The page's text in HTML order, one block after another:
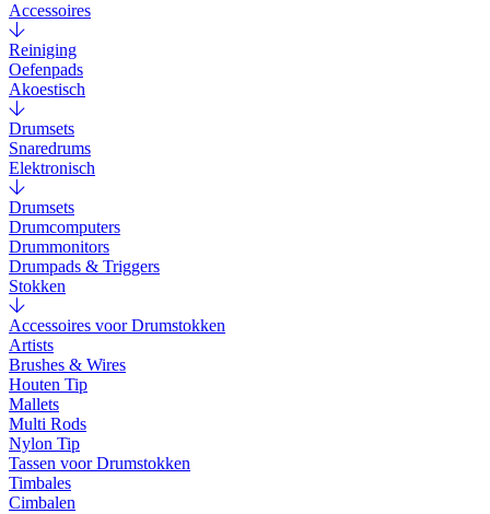
Accessoires
Reiniging
Oefenpads
Akoestisch
Drumsets
Snaredrums
Elektronisch
Drumsets
Drumcomputers
Drummonitors
Drumpads & Triggers
Stokken
Accessoires voor Drumstokken
Artists
Brushes & Wires
Houten Tip
Mallets
Multi Rods
Nylon Tip
Tassen voor Drumstokken
Timbales
Cimbalen